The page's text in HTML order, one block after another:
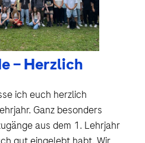
– Herzlich
ich euch herzlich
Ganz besonders
aus dem 1. Lehrjahr